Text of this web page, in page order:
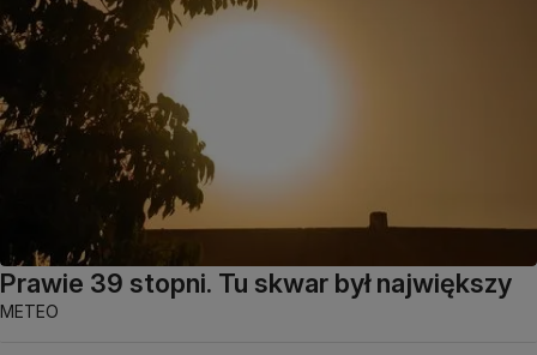
Prawie 39 stopni. Tu skwar był największy
METEO